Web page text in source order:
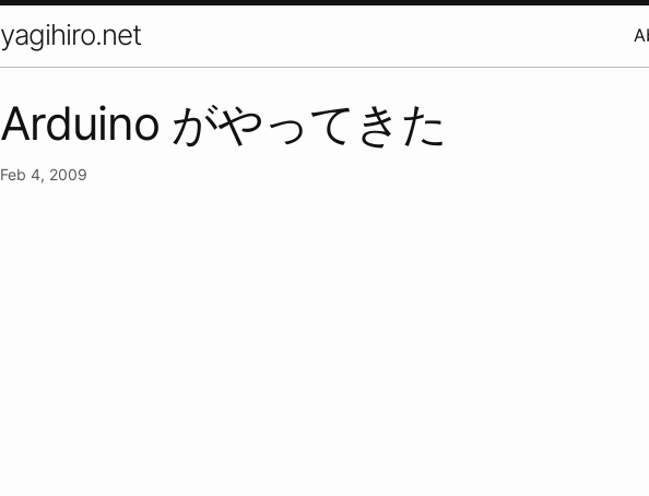
yagihiro.net
Arduino がやってきた
Feb 4, 2009